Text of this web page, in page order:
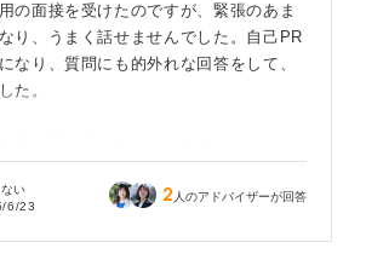
の面接を受けたのですが、緊張のあま
り、うまく話せませんでした。自己PR
なり、質問にも的外れな回答をして、
た。
当に落ち込んでいたのですが、なぜか
？
い
6/23 2 人のアドバイザーが回答